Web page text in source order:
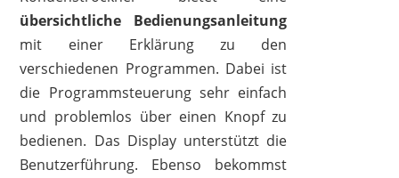
übersichtliche Bedienungsanleitung
mit einer Erklärung zu den
verschiedenen Programmen. Dabei ist
die Programmsteuerung sehr einfach
und problemlos über einen Knopf zu
bedienen. Das Display unterstützt die
Benutzerführung. Ebenso bekommst